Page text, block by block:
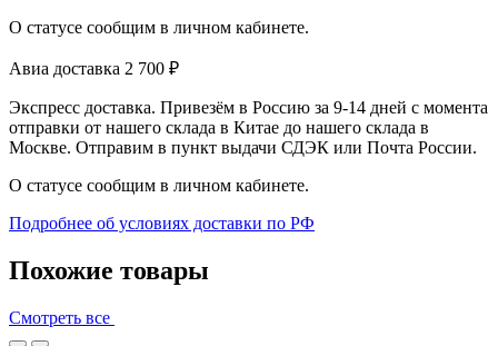
О статусе сообщим в личном кабинете.
Авиа доставка 2 700 ₽
Экспресс доставка. Привезём в Россию за 9-14 дней с момента
отправки от нашего склада в Китае до нашего склада в
Москве. Отправим в пункт выдачи СДЭК или Почта России.
О статусе сообщим в личном кабинете.
Подробнее об условиях доставки по РФ
Похожие товары
Смотреть все